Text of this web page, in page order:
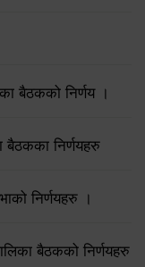
बैठकको निर्णय ।
बैठकका निर्णयहरु
निर्णयहरु ।
बैठकको निर्णयहरु